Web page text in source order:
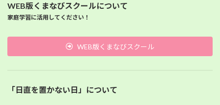
WEB版くまなびスクールについて
家庭学習に活用してください！
WEB版くまなびスクール
「日直を置かない日」について